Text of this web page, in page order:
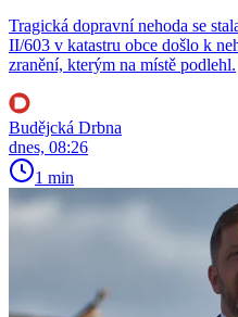
Tragická dopravní nehoda se
II/603 v katastru obce došlo k
zranění, kterým na místě podlehl.
Budějcká Drbna
dnes, 08:26
1 min